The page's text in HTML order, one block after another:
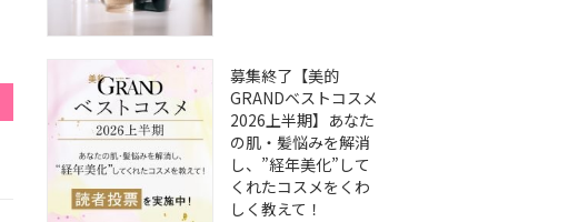
募集終了【美的
GRANDベストコスメ
2026上半期】あなた
の肌・髪悩みを解消
し、”経年美化”して
くれたコスメをくわ
しく教えて！